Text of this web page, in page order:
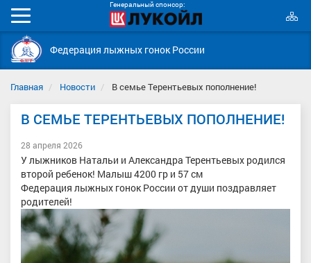
Генеральный спонсор:
Мобильное
меню
Федерация лыжных гонок России
Главная Новости В семье Терентьевых пополнение!
В СЕМЬЕ ТЕРЕНТЬЕВЫХ ПОПОЛНЕНИЕ!
28 апреля 2026
У лыжников Натальи и Александра Терентьевых родился
второй ребенок! Малыш 4200 гр и 57 см
Федерация лыжных гонок России от души поздравляет
родителей!